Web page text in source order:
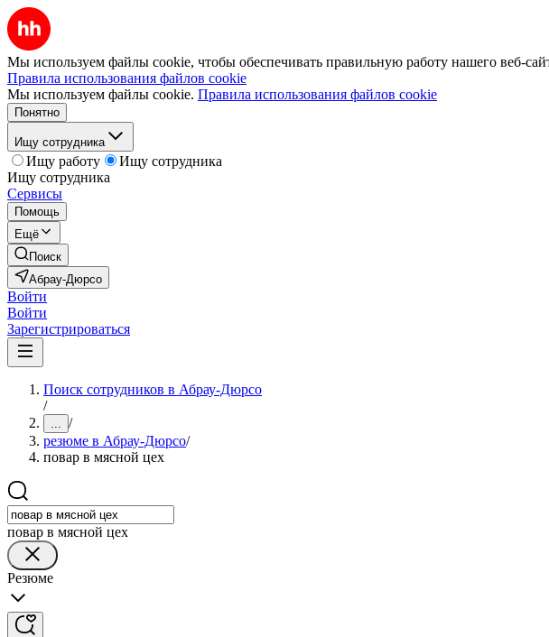
Мы используем файлы cookie, чтобы обеспечивать правильную работу нашего веб-
Правила использования файлов cookie
Мы используем файлы cookie. Правила использования файлов cookie
Понятно
Ищу сотрудника
Ищу работу
Ищу сотрудника
Ищу сотрудника
Сервисы
Помощь
Ещё
Поиск
Абрау-Дюрсо
Войти
Войти
Зарегистрироваться
Поиск сотрудников в Абрау-Дюрсо
/
... /
резюме в Абрау-Дюрсо/
повар в мясной цех
повар в мясной цех
Резюме